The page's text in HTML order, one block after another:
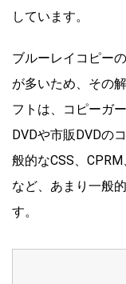
しています。
ブルーレイコピー
が多いため、その
フトは、コピーガ
DVDや市販DVDの
般的なCSS、
など、あまり一般
す。